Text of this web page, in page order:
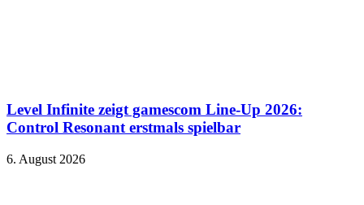
Level Infinite zeigt gamescom Line-Up 2026:
Control Resonant erstmals spielbar
6. August 2026